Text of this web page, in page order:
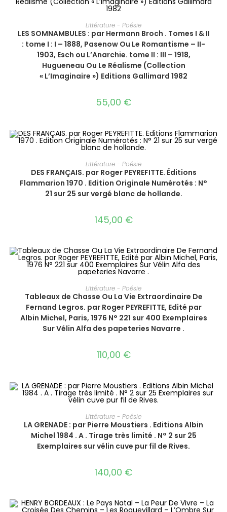
AJOUTER AU PANIER
Littérature - Poésie
LES SOMNAMBULES : par Hermann Broch . Tomes I & II
: tome I : I – 1888, Pasenow Ou Le Romantisme – II-
1903, Esch ou L’Anarchie. tome II : III – 1918,
Hugueneau Ou Le Réalisme (Collection
« L’Imaginaire ») Editions Gallimard 1982
55,00 €
AJOUTER AU PANIER
Littérature - Poésie
DES FRANÇAIS. par Roger PEYREFITTE. Éditions
Flammarion 1970 . Edition Originale Numérotés : N°
21 sur 25 sur vergé blanc de hollande.
145,00 €
AJOUTER AU PANIER
Littérature - Poésie
Tableaux de Chasse Ou La Vie Extraordinaire De
Fernand Legros. par Roger PEYREFITTE, Edité par
Albin Michel, Paris, 1976 N° 221 sur 400 Exemplaires
Sur Vélin Alfa des papeteries Navarre .
110,00 €
AJOUTER AU PANIER
Littérature - Poésie
LA GRENADE : par Pierre Moustiers . Editions Albin
Michel 1984 . A . Tirage très limité . N° 2 sur 25
Exemplaires sur vélin cuve pur fil de Rives.
140,00 €